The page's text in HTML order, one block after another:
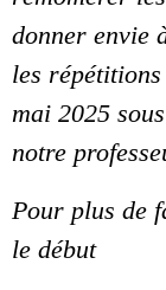
donner envie
les
mai 2025
notre
Pour plus de
le début